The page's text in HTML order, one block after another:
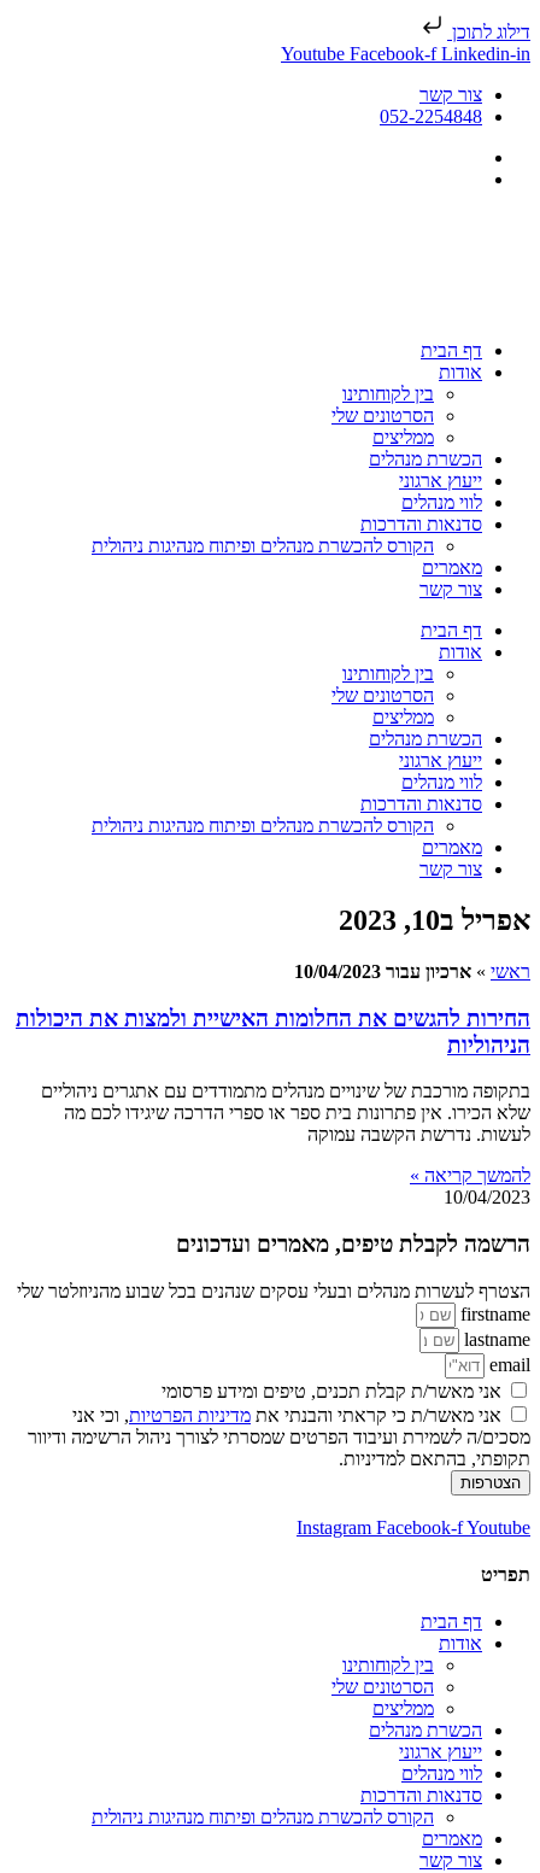
דילוג לתוכן
Youtube Facebook-f Linkedin-in
צור קשר
052-2254848
דף הבית
אודות
בין לקוחותינו
הסרטונים שלי
ממליצים
הכשרת מנהלים
ייעוץ ארגוני
לווי מנהלים
סדנאות והדרכות
הקורס להכשרת מנהלים ופיתוח מנהיגות ניהולית
מאמרים
צור קשר
דף הבית
אודות
בין לקוחותינו
הסרטונים שלי
ממליצים
הכשרת מנהלים
ייעוץ ארגוני
לווי מנהלים
סדנאות והדרכות
הקורס להכשרת מנהלים ופיתוח מנהיגות ניהולית
מאמרים
צור קשר
אפריל ב10, 2023
ראשי » ארכיון עבור 10/04/2023
החירות להגשים את החלומות האישיית ולמצות את היכולות
הניהוליות
בתקופה מורכבת של שינויים מנהלים מתמודדים עם אתגרים ניהוליים
שלא הכירו. אין פתרונות בית ספר או ספרי הדרכה שיגידו לכם מה
לעשות. נדרשת הקשבה עמוקה
להמשך קריאה »
10/04/2023
הרשמה לקבלת טיפים, מאמרים ועדכונים
הצטרף לעשרות מנהלים ובעלי עסקים שנהנים בכל שבוע מהניוזלטר שלי
firstname
lastname
email
אני מאשר/ת קבלת תכנים, טיפים ומידע פרסומי
אני מאשר/ת כי קראתי והבנתי את מדיניות הפרטיות, וכי אני
מסכים/ה לשמירת ועיבוד הפרטים שמסרתי לצורך ניהול הרשימה ודיוור
תקופתי, בהתאם למדיניות.
הצטרפות
Instagram Facebook-fYoutube
תפריט
דף הבית
אודות
בין לקוחותינו
הסרטונים שלי
ממליצים
הכשרת מנהלים
ייעוץ ארגוני
לווי מנהלים
סדנאות והדרכות
הקורס להכשרת מנהלים ופיתוח מנהיגות ניהולית
מאמרים
צור קשר